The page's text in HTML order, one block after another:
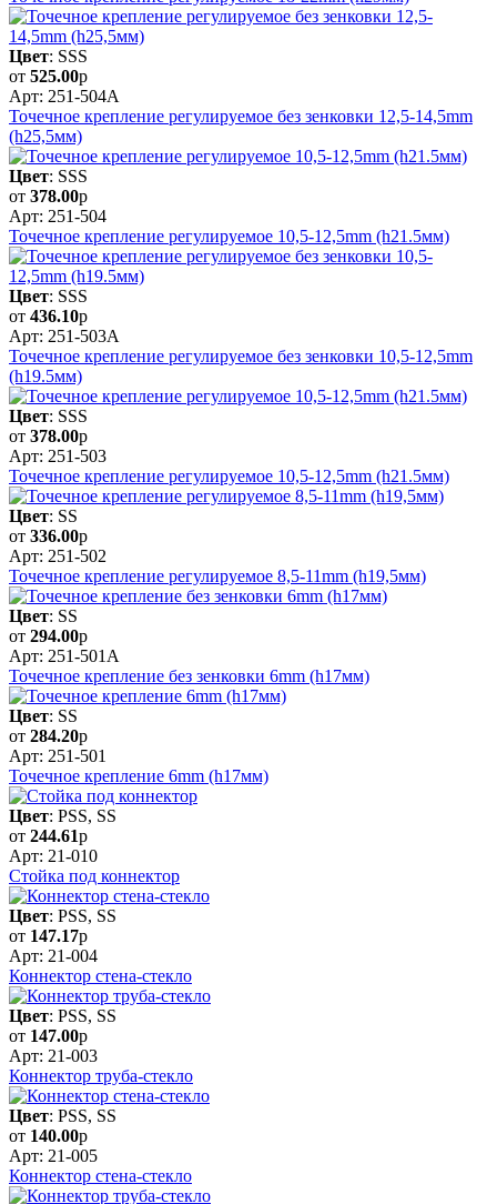
Цвет: SSS
от 525.00р
Арт: 251-504A
Точечное крепление регулируемое без зенковки 12,5-14,5mm
(h25,5мм)
Цвет: SSS
от 378.00р
Арт: 251-504
Точечное крепление регулируемое 10,5-12,5mm (h21.5мм)
Цвет: SSS
от 436.10р
Арт: 251-503A
Точечное крепление регулируемое без зенковки 10,5-12,5mm
(h19.5мм)
Цвет: SSS
от 378.00р
Арт: 251-503
Точечное крепление регулируемое 10,5-12,5mm (h21.5мм)
Цвет: SS
от 336.00р
Арт: 251-502
Точечное крепление регулируемое 8,5-11mm (h19,5мм)
Цвет: SS
от 294.00р
Арт: 251-501A
Точечное крепление без зенковки 6mm (h17мм)
Цвет: SS
от 284.20р
Арт: 251-501
Точечное крепление 6mm (h17мм)
Цвет: PSS, SS
от 244.61р
Арт: 21-010
Стойка под коннектор
Цвет: PSS, SS
от 147.17р
Арт: 21-004
Коннектор стена-стекло
Цвет: PSS, SS
от 147.00р
Арт: 21-003
Коннектор труба-стекло
Цвет: PSS, SS
от 140.00р
Арт: 21-005
Коннектор стена-стекло